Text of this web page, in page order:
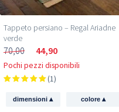
Tappeto persiano – Regal Ariadne
verde
70,00 44,90
Pochi pezzi disponibili
(1)
dimensioni▴ colore ▴